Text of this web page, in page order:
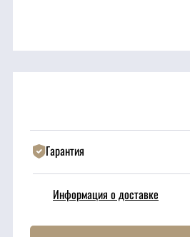
запчасти
элементы
Техника
элементы
Гарантия
Информация о доставке